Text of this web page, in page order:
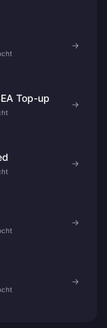
→
Top-up
→
→
→
→